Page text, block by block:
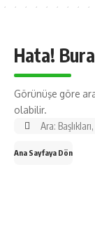
Hata!
Görünüşe göre
olabilir.
Ana Sayfaya Dön